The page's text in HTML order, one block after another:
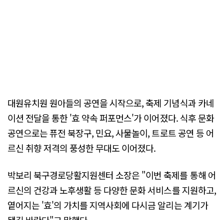
대원유치원 원아들의 공연을 시작으로, 축제 기념식과 카네
이션 전달을 통한 '효 약속 퍼포먼스'가 이어졌다. 식후 문화
공연으로는 퓨전 북장구, 민요, 사물놀이, 트로트 공연 등 어
르신 취향 저격의 풍성한 무대도 이어졌다.
박보리 북구경로당활지원센터 소장은 "이번 축제를 통해 어
르신의 건강과 노후생활 등 다양한 문화 서비스를 지원하고,
옅어지는 '효'의 가치를 지역사회에 다시금 알리는 계기가